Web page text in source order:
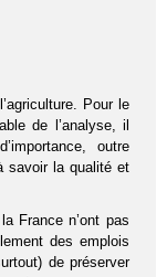
Pour le
de l’analyse, il
outre
savoir la qualité et
France n’ont pas
des emplois
de préserver